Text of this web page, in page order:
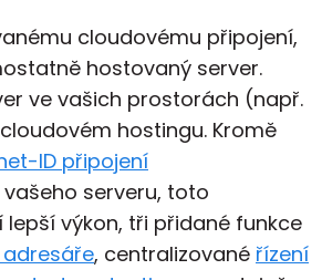
cloudovému připojení,
hostovaný server.
ve vašich prostorách (např.
hostingu. Kromě
ID připojení
serveru, toto
výkon, tři přidané funkce
, centralizované řízení